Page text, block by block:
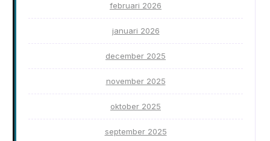
februari 2026
januari 2026
december 2025
november 2025
oktober 2025
september 2025